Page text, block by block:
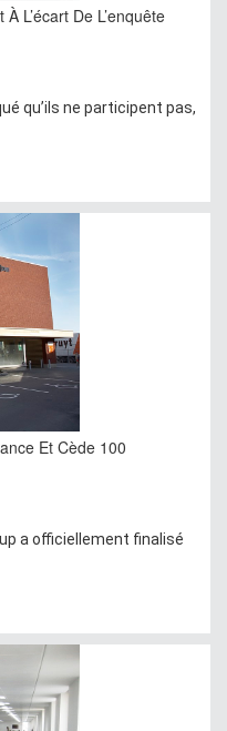
L’écart De L’enquête
qu’ils ne participent pas,
Et Cède 100
a officiellement finalisé